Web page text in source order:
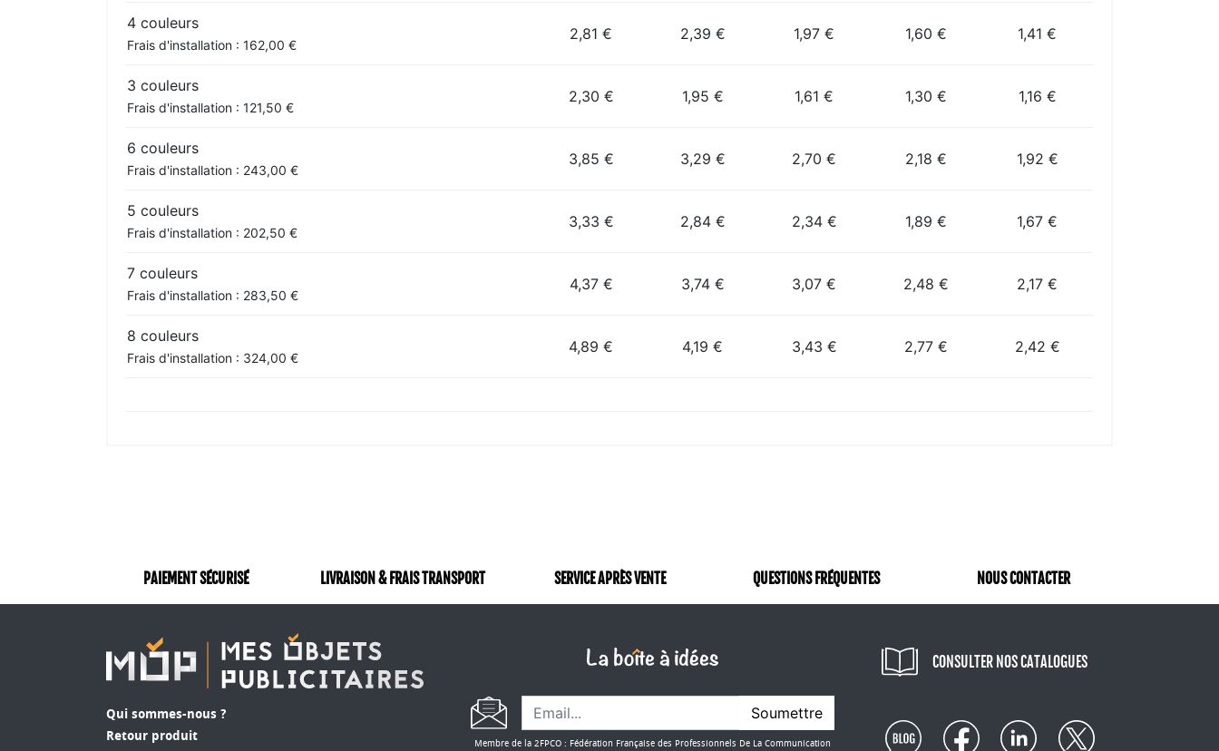
4 couleurs
Frais d'installation : 162,00 €
2,81 € 2,39 € 1,97 € 1,60 € 1,41 €
3 couleurs
Frais d'installation : 121,50 €
2,30 € 1,95 € 1,61 € 1,30 € 1,16 €
6 couleurs
Frais d'installation : 243,00 €
3,85 € 3,29 € 2,70 € 2,18 € 1,92 €
5 couleurs
Frais d'installation : 202,50 €
3,33 € 2,84 € 2,34 € 1,89 € 1,67 €
7 couleurs
Frais d'installation : 283,50 €
4,37 € 3,74 € 3,07 € 2,48 € 2,17 €
8 couleurs
Frais d'installation : 324,00 €
4,89 € 4,19 € 3,43 € 2,77 € 2,42 €
PAIEMENT SÉCURISÉ LIVRAISON & FRAIS TRANSPORT SERVICE APRÈS VENTE QUESTIONS FRÉQUENTES NOUS CONTACTER
Qui sommes-nous ?
Retour produit
Soumettre
Membre de la 2FPCO : Fédération Française des Professionnels De La Communication
CONSULTER NOS CATALOGUES